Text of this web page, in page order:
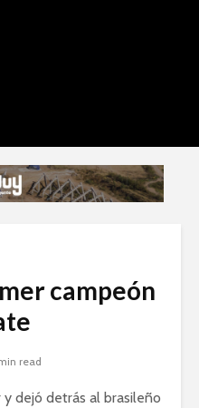
campeón
read
dejó detrás al brasileño